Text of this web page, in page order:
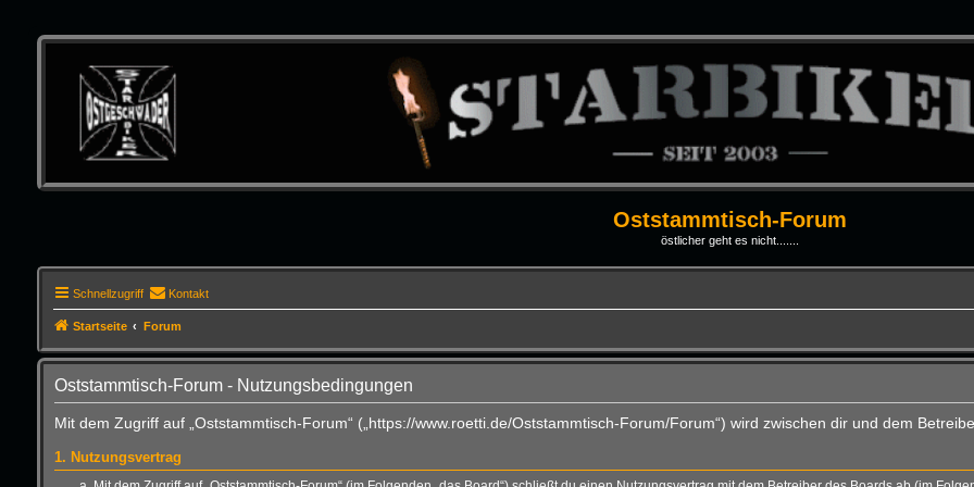
Oststammtisch-Forum
östlicher geht es nicht.......
Schnellzugriff Kontakt
Startseite Forum
Oststammtisch-Forum - Nutzungsbedingungen
Mit dem Zugriff auf „Oststammtisch-Forum“ („https://www.roetti.de/Oststammtisch-Forum/Forum“) wird zwischen dir und dem
1. Nutzungsvertrag